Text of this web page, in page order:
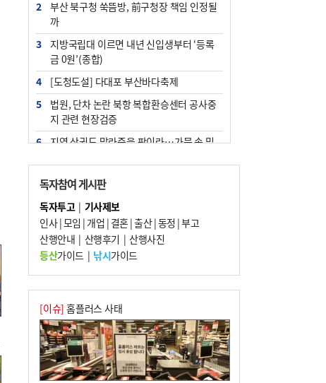
2
부산 북구청 쑥뜸방, 前구청장 책임 인정될
까
3
지방국립대 이르면 내년 신입생부터 ‘등록
금 0원’(종합)
4
[도청도설] 다대포 부산바다축제
5
법원, 단차 논란 북항 복합환승센터 공사중
지 관련 현장검증
6
지역 상권도 말라죽을 판이라…가뭄 속 밀
7
통영시민 추석 전 35만 원 받는다
8
해양수산부 신청사 북항재개발 부지에 짓
는다
9
부산 철강공장 50대 노동자 추락사
10 국힘 부산시당, ‘정이한 조력’ 시의원 윤리
위에…‘한동훈 지지’도 신고접수
독자참여 게시판
독자투고| 기사제보
인사|모임 | 개업 | 결혼|출산|동정 |부고
산행안내 | 산행후기 | 산행사진
등산가이드| 낚시가이드
[이슈] 홈플러스 사태